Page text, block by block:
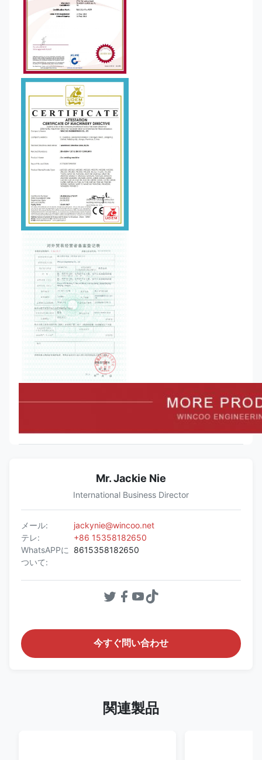
Mr. Jackie Nie
International Business Director
メール:
jackynie@wincoo.net
テレ:
+86 15358182650
WhatsAPPに
ついて:
8615358182650
今すぐ問い合わせ
関連製品